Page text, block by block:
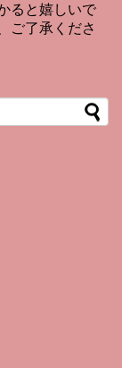
ると嬉しいで
ご了承くださ